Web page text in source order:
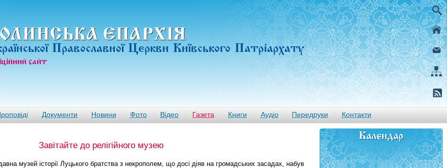
ЄПАРХIЯ
Православної Церкви Київського Патріархату
сайт
Документи Новини Фото Відео Газета Книги Аудіо Передруки Контакти
Завітайте до релігійного музею
музей історії Луцького братства з некрополем, що досі діяв на громадських засадах, набув
Календар